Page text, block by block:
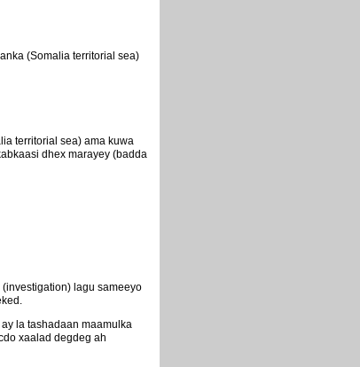
(Somalia territorial sea)
territorial sea) ama kuwa
dhex marayey (badda
lagu sameeyo
la tashadaan maamulka
xaalad degdeg ah